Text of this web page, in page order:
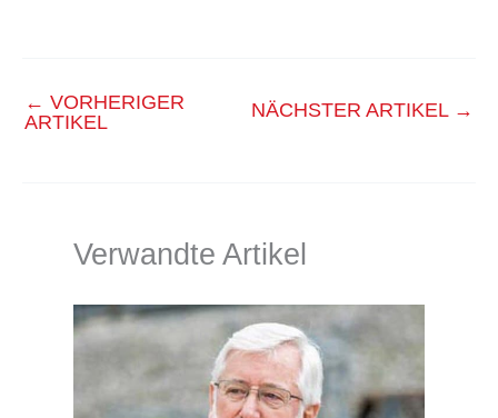
← VORHERIGER
ARTIKEL
NÄCHSTER ARTIKEL →
Verwandte Artikel